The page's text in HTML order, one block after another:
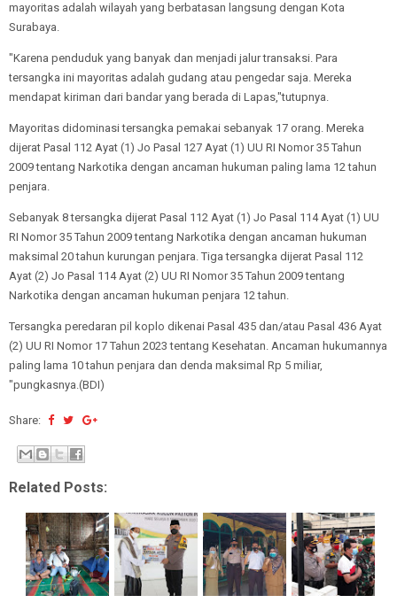
mayoritas adalah wilayah yang berbatasan langsung dengan Kota
Surabaya.
"Karena penduduk yang banyak dan menjadi jalur transaksi. Para
tersangka ini mayoritas adalah gudang atau pengedar saja. Mereka
mendapat kiriman dari bandar yang berada di Lapas,"tutupnya.
Mayoritas didominasi tersangka pemakai sebanyak 17 orang. Mereka
dijerat Pasal 112 Ayat (1) Jo Pasal 127 Ayat (1) UU RI Nomor 35 Tahun
2009 tentang Narkotika dengan ancaman hukuman paling lama 12 tahun
penjara.
Sebanyak 8 tersangka dijerat Pasal 112 Ayat (1) Jo Pasal 114 Ayat (1) UU
RI Nomor 35 Tahun 2009 tentang Narkotika dengan ancaman hukuman
maksimal 20 tahun kurungan penjara. Tiga tersangka dijerat Pasal 112
Ayat (2) Jo Pasal 114 Ayat (2) UU RI Nomor 35 Tahun 2009 tentang
Narkotika dengan ancaman hukuman penjara 12 tahun.
Tersangka peredaran pil koplo dikenai Pasal 435 dan/atau Pasal 436 Ayat
(2) UU RI Nomor 17 Tahun 2023 tentang Kesehatan. Ancaman hukumannya
paling lama 10 tahun penjara dan denda maksimal Rp 5 miliar,
"pungkasnya.(BDI)
Share:
Related Posts: